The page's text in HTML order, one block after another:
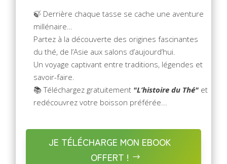
🍃 Derrière chaque tasse se cache une aventure
millénaire…
Partez à la découverte des origines fascinantes
du thé, de l’Asie aux salons d’aujourd’hui.
Un voyage captivant entre traditions, légendes et
savoir-faire.
📚 Téléchargez gratuitement "L’histoire du Thé" et
redécouvrez votre boisson préférée...
JE TÉLÉCHARGE MON EBOOK
OFFERT !